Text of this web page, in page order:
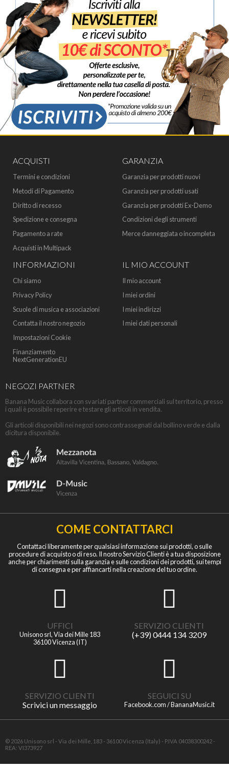
ACQUISTI
Termini e condizioni
Metodi di Pagamento
Diritto di recesso
Spedizione e consegna
Pagamento a rate
Acquisti in Multipack
GARANZIA
Garanzia per prodotti nuovi
Garanzia per prodotti usati
Garanzia per prodotti Ex-Demo
Condizioni degli strumenti
Merce danneggiata o incompleta
INFORMAZIONI
Chi siamo
Privacy Policy
Scuole di musica e associazioni
Contatta il nostro negozio
Impostazioni Cookie
Finanziamento
NextGenerationEU
IL MIO ACCOUNT
Il mio account
I miei ordini
I miei indirizzi
I miei dati personali
NEGOZI PARTNER
Banana Music collabora con svariati partner commerciali sul territorio, presso
i quali è possibile reperire e testare gli articoli in vendita.
Gli articoli disponibili nei negozi sono contrassegnati dal bollino verde e dalla
dicitura disponibile.
COME CONTATTARCI
Contattaci liberamente per qualsiasi informazione sui prodotti, o sulle
procedure di acquisto o di reso. Il nostro Servizio Clienti è a tua disposizione
anche per chiarimenti sulla garanzia e sulle condizioni dei prodotti, sui tempi
di consegna e per affiancarti nella creazione del tuo ordine.
UFFICI
Unisono srl, Via dei Mille 183
36100 Vicenza (IT)
SERVIZIO CLIENTI
(+39) 0444 134 3209
SERVIZIO CLIENTI
Scrivici un messaggio
SEGUICI SU
Facebook.com / BananaMusic.it
© 2026 Unisono srl - Via dei Mille, 183 - 36100 Vicenza (Italy) - P.IVA 04038300242 -
REA: VI373927